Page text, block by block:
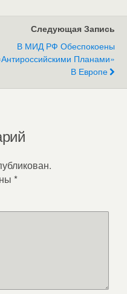
Следующая Запись
В МИД РФ Обеспокоены
Планами»
В Европе
*